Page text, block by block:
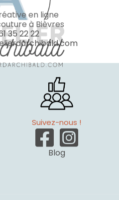
en ligne
à Bièvres
35 22 22
Suivez-nous !
Blog